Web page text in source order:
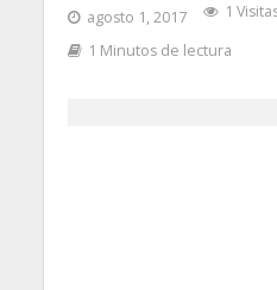
agosto 1, 2017
1
1 Minutos de lectura